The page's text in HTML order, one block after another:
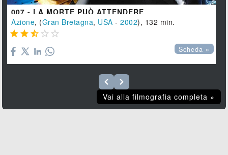
007 - LA MORTE PUÒ ATTENDERE
Azione, (Gran Bretagna, USA -2002), 132 min.
    
Scheda »
Vai alla filmografia completa »